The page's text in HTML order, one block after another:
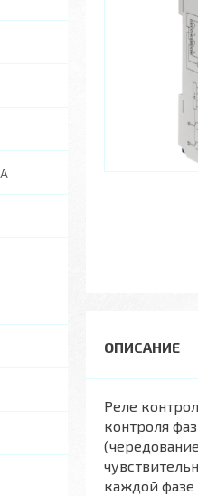
Реле
контроля
каждой фазе